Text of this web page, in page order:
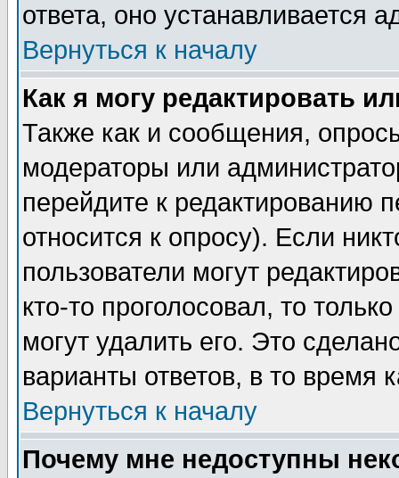
ответа, оно устанавливается
Вернуться к началу
Как я могу редактировать
Также как и сообщения,
модераторы или
перейдите к редактированию
относится к опросу). Если
пользователи могут
кто-то проголосовал, то
могут удалить его. Это
варианты ответов, в то время
Вернуться к началу
Почему мне недоступны